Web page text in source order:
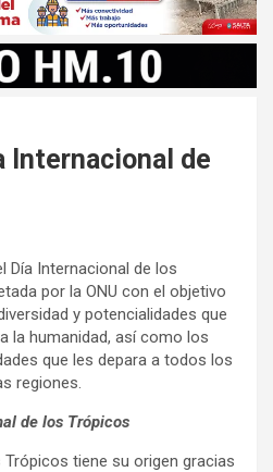
Internacional de
Día Internacional de los
por la ONU con el objetivo
y potencialidades que
la humanidad, así como los
que les depara a todos los
regiones.
de los Trópicos
Trópicos tiene su origen gracias